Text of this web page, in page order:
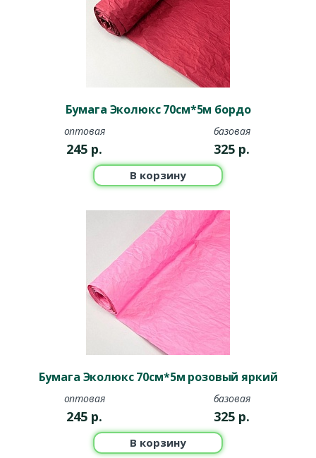
Бумага Эколюкс 70см*5м бордо
оптовая
245 р.
базовая
325 р.
В корзину
Бумага Эколюкс 70см*5м розовый яркий
оптовая
245 р.
базовая
325 р.
В корзину